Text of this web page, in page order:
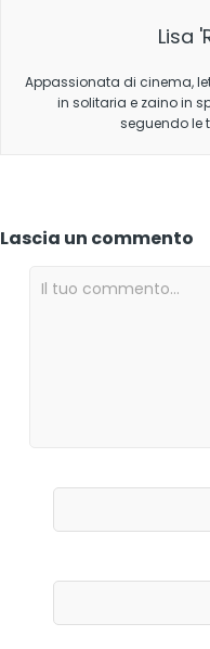
Lisa
Appassionata di cinema,
in solitaria e zaino in
seguendo le
Lascia un commento